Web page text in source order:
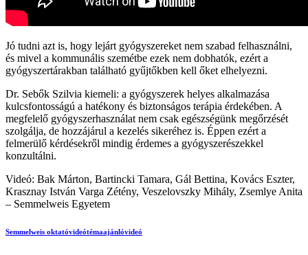
Jó tudni azt is, hogy lejárt gyógyszereket nem szabad felhasználni,
és mivel a kommunális szemétbe ezek nem dobhatók, ezért a
gyógyszertárakban található gyűjtőkben kell őket elhelyezni.
Dr. Sebők Szilvia kiemeli: a gyógyszerek helyes alkalmazása
kulcsfontosságú a hatékony és biztonságos terápia érdekében. A
megfelelő gyógyszerhasználat nem csak egészségünk megőrzését
szolgálja, de hozzájárul a kezelés sikeréhez is. Éppen ezért a
felmerülő kérdésekről mindig érdemes a gyógyszerészekkel
konzultálni.
Videó: Bak Márton, Bartincki Tamara, Gál Bettina, Kovács Eszter,
Krasznay István Varga Zétény, Veszelovszky Mihály, Zsemlye Anita
– Semmelweis Egyetem
Semmelweis oktatóvideótémaajánlóvideó